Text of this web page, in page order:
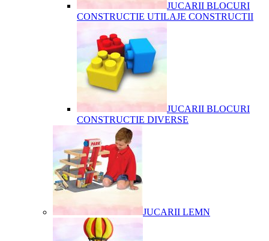
JUCARII BLOCURI
CONSTRUCTIE UTILAJE CONSTRUCTII
JUCARII BLOCURI
CONSTRUCTIE DIVERSE
JUCARII LEMN